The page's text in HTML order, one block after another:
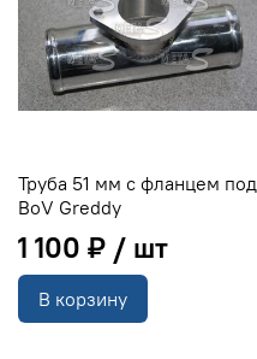
Труба 51 мм с фланцем под
BoV Greddy
1 100 ₽
В корзину